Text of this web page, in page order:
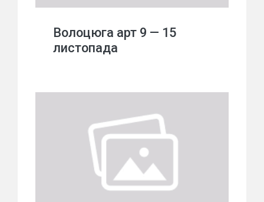
Волоцюга арт 9 — 15
листопада